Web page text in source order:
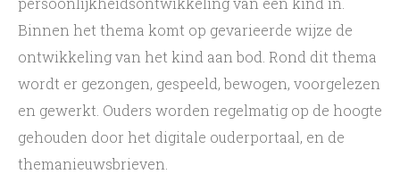
Binnen het thema komt op gevarieerde wijze de
ontwikkeling van het kind aan bod. Rond dit thema
wordt er gezongen, gespeeld, bewogen, voorgelezen
en gewerkt. Ouders worden regelmatig op de hoogte
gehouden door het digitale ouderportaal, en de
themanieuwsbrieven.